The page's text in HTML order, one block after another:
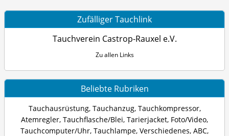
Zufälliger Tauchlink
Tauchverein Castrop-Rauxel e.V.
Zu allen Links
Beliebte Rubriken
Tauchausrüstung, Tauchanzug, Tauchkompressor,
Atemregler, Tauchflasche/Blei, Tarierjacket, Foto/Video,
Tauchcomputer/Uhr, Tauchlampe, Verschiedenes, ABC,